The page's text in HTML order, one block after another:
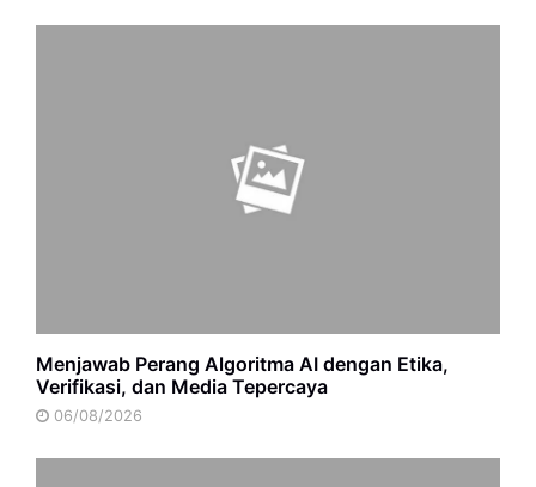
Menjawab Perang Algoritma AI dengan Etika,
Verifikasi, dan Media Tepercaya
06/08/2026